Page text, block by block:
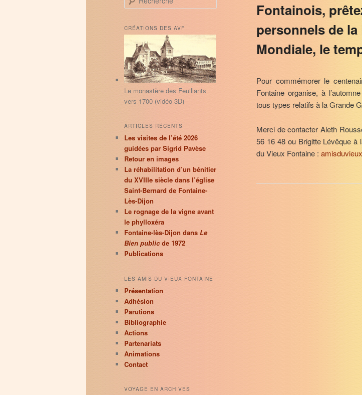
principal
secondaire
Fontainois,
personnels de
Mondiale, le
Pour commémorer le
Fontaine organise, à
tous types relatifs à la Grande
Merci de contacter Aleth
56 16 48 ou Brigitte Lévêque à
du Vieux Fontaine :
e
h
e
h
e
CRÉATIONS DES AVF
Le monastère des Feuillants
vers 1700 (vidéo 3D)
ARTICLES RÉCENTS
Les visites de l’été 2026
guidées par Sigrid Pavèse
Retour en images
La réhabilitation d’un bénitier
du XVIIIe siècle dans l’église
Saint-Bernard de Fontaine-
Lès-Dijon
Le rognage de la vigne avant
le phylloxéra
Fontaine-lès-Dijon dans Le
Bien publicde 1972
Publications
LES AMIS DU VIEUX FONTAINE
Présentation
Adhésion
Parutions
Bibliographie
Actions
Partenariats
Animations
Contact
VOYAGE EN ARCHIVES